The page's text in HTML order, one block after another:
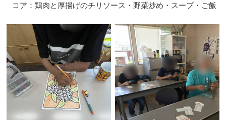
コア：鶏肉と厚揚げのチリソース・野菜炒め・スープ・ご飯